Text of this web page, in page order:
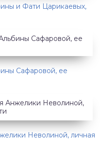
и Фати Царикаевых,
Сафаровой, ее
Неволиной, личная